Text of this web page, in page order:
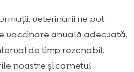
veterinarii ne pot
vaccinare anuală adecvată,
de timp rezonabil.
noastre și carnetul